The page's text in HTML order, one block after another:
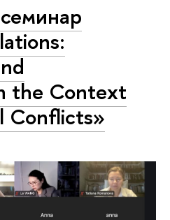
the Context
Conflicts»